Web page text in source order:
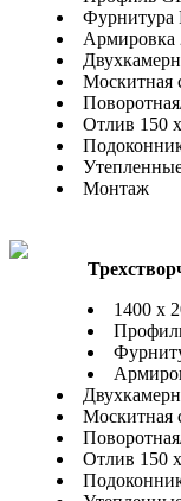
Фурнитура
Армировка
Москитная
Отлив 150
Монтаж
1400 x
Москитная
Отлив 150